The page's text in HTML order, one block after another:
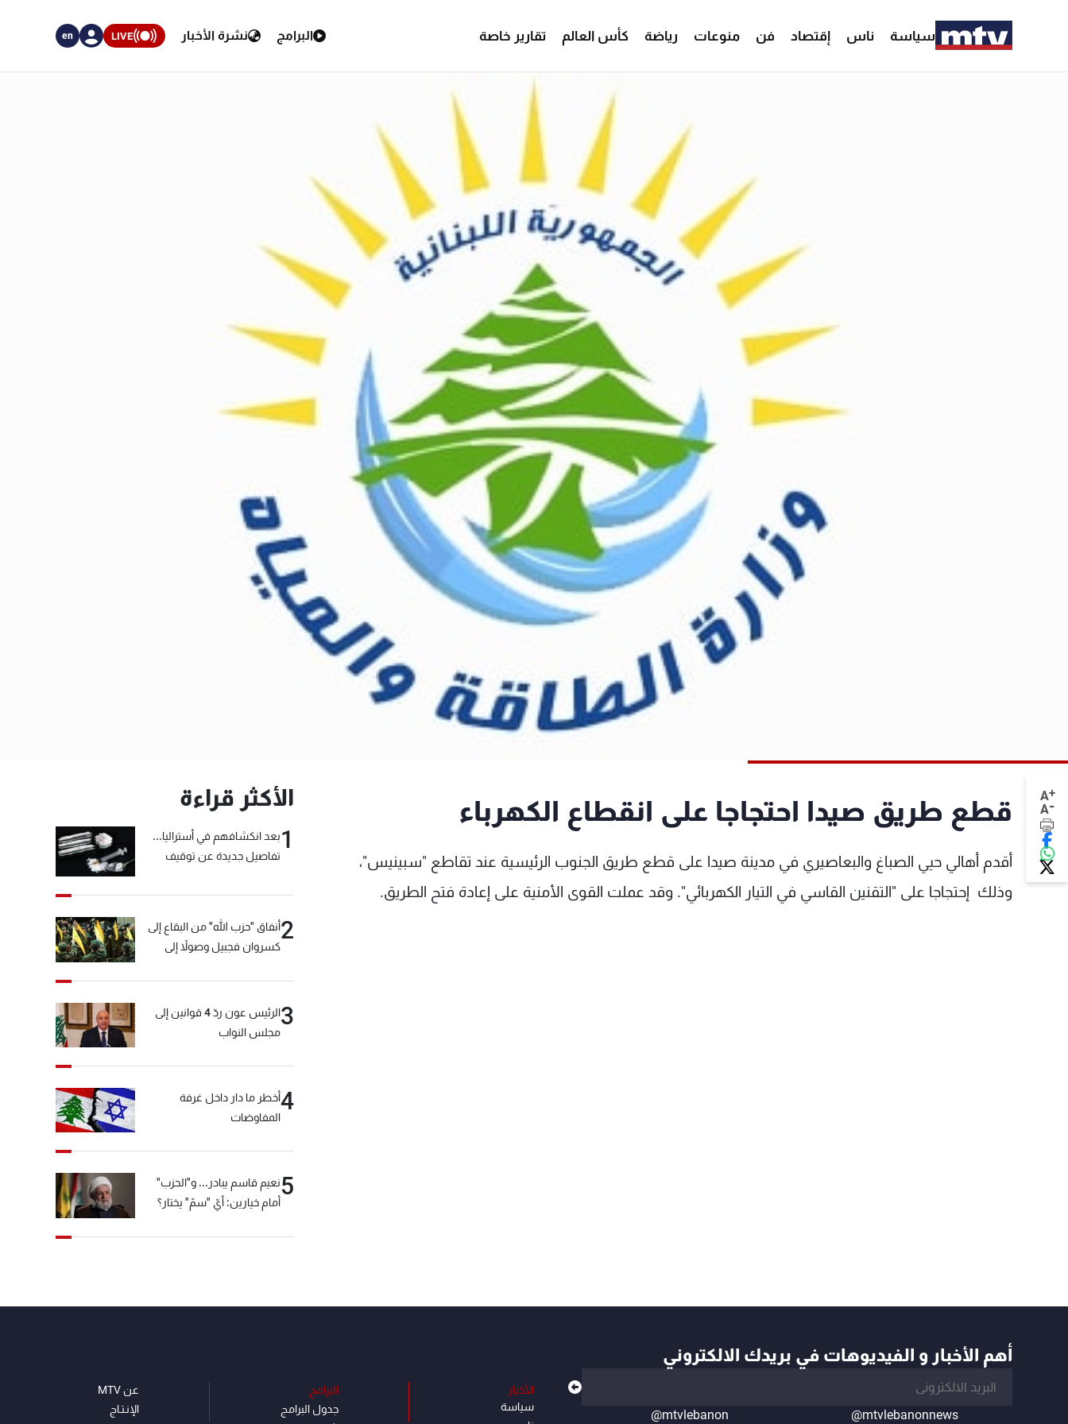
سياسة ناس إقتصاد فن منوعات رياضة كأس العالم تقارير خاصة البرامج نشرة الأخبار LIVE
en
A+
A- قطع طريق صيدا احتجاجا على انقطاع الكهرباء
أقدم أهالي حيي الصباغ والبعاصيري في مدينة صيدا على قطع طريق الجنوب الرئيسية عند تقاطع "سبينيس"،
وذلك إحتجاجا على "التقنين القاسي في التيار الكهربائي". وقد عملت القوى الأمنية على إعادة فتح الطريق.
الأكثر قراءة
1بعد انكشافهم في أستراليا...
تفاصيل جديدة عن توقيف
2أنفاق "حزب الله" من البقاع إلى
كسروان فجبيل وصولاً إلى
3
الرئيس عون ردّ 4 قوانين إلى
مجلس النواب
4أخطر ما دار داخل غرفة
المفاوضات
5نعيم قاسم يبادر... و"الحزب"
أمام خيارين: أيّ "سمّ" يختار؟
أهم الأخبار و الفيديوهات في بريدك الالكتروني
@mtvlebanonnews
@mtvlebanon
الأخبار
سياسة
البرامج
جدول البرامج
عن MTV
الإنـتـاج